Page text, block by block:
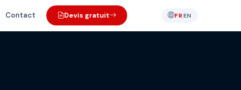
Contact Devis gratuit FREN